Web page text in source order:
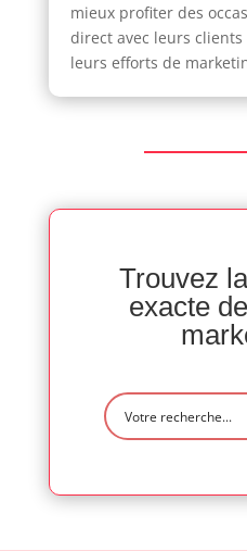
mieux profiter des
direct avec leurs
leurs efforts de
Trouvez
exacte